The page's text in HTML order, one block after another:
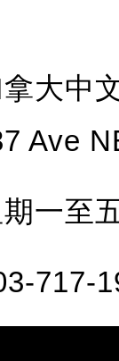
大中
Ave
一至
717-